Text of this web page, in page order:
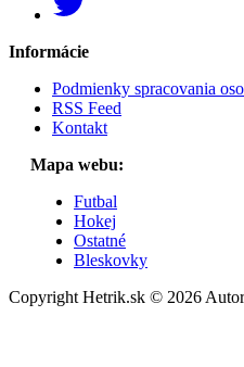
Informácie
Podmienky spracovania
RSS Feed
Kontakt
Mapa webu:
Futbal
Hokej
Ostatné
Bleskovky
Copyright Hetrik.sk © 2026